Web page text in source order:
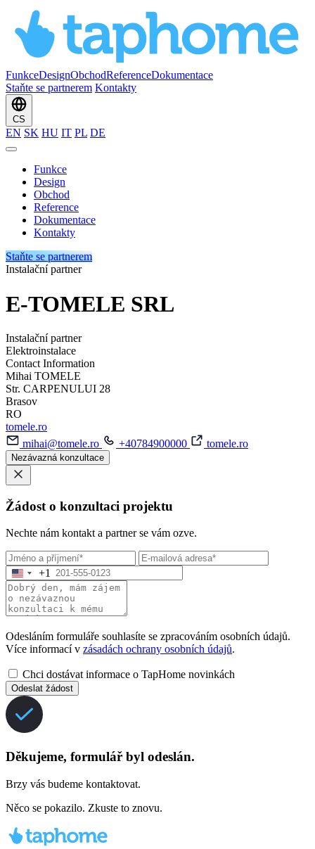
FunkceDesignObchodReferenceDokumentace
Staňte se partnerem Kontakty
CS
EN SK HU IT PL DE
Funkce
Design
Obchod
Reference
Dokumentace
Kontakty
Staňte se partnerem
Instalační partner
E-TOMELE SRL
Instalační partner
Elektroinstalace
Contact Information
Mihai TOMELE
Str. CARPENULUI 28
Brasov
RO
tomele.ro
mihai@tomele.ro
+40784900000 tomele.ro
Nezávazná konzultace
Žádost o konzultaci projektu
Nechte nám kontakt a partner se vám ozve.
+1
Odesláním formuláře souhlasíte se zpracováním osobních údajů.
Více informací v zásadách ochrany osobních údajů.
Chci dostávat informace o TapHome novinkách
Odeslat žádost
Děkujeme, formulář byl odeslán.
Brzy vás budeme kontaktovat.
Něco se pokazilo. Zkuste to znovu.